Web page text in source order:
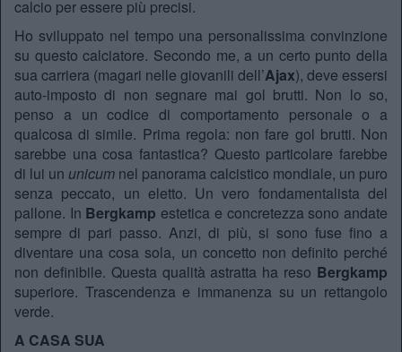
calcio per essere più precisi.
Ho sviluppato nel tempo una personalissima convinzione
su questo calciatore. Secondo me, a un certo punto della
sua carriera (magari nelle giovanili dell’Ajax), deve essersi
auto-imposto di non segnare mai gol brutti. Non lo so,
penso a un codice di comportamento personale o a
qualcosa di simile. Prima regola: non fare gol brutti. Non
sarebbe una cosa fantastica? Questo particolare farebbe
di lui un unicum nel panorama calcistico mondiale, un puro
senza peccato, un eletto. Un vero fondamentalista del
pallone. In Bergkamp estetica e concretezza sono andate
sempre di pari passo. Anzi, di più, si sono fuse fino a
diventare una cosa sola, un concetto non definito perché
non definibile. Questa qualità astratta ha reso Bergkamp
superiore. Trascendenza e immanenza su un rettangolo
verde.
A CASA SUA